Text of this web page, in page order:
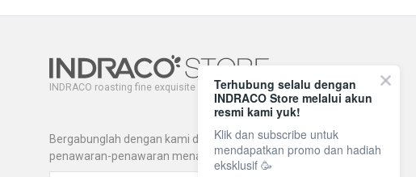
INDRACO roasting fine exquisite coffee since 1971.
Bergabunglah dengan kami dan dapatkan
penawaran-penawaran menarik lainnya.
Terhubung selalu dengan
INDRACO Store melalui akun
resmi kami yuk!
Klik dan subscribe untuk
mendapatkan promo dan hadiah
eksklusif 🥳